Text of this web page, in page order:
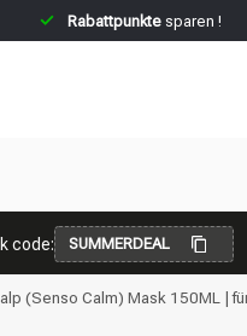
Rabattpunktesparen !
code: SUMMERDEAL
(Senso Calm) Mask 150ML |